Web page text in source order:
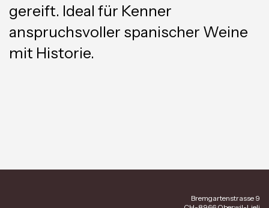
gereift. Ideal für Kenner
anspruchsvoller spanischer Weine
mit Historie.
Bremgartenstrasse 9